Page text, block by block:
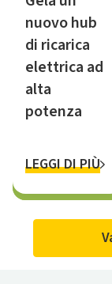
nuovo hub
di ricarica
elettrica ad
alta
potenza
LEGGI DI PIÙ